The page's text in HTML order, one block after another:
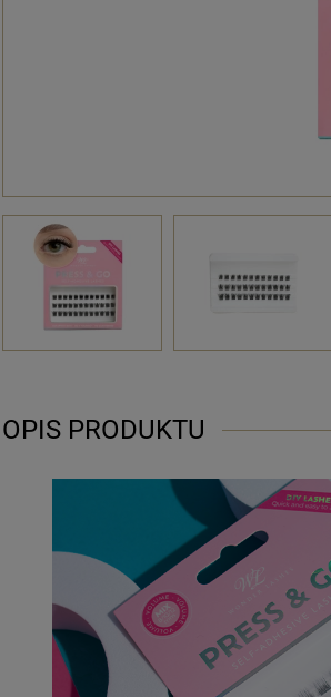
OPIS PRODUKTU